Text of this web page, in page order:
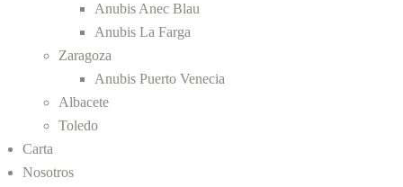
Anubis Anec Blau
Anubis La Farga
Zaragoza
Anubis Puerto Venecia
Albacete
Toledo
Carta
Nosotros